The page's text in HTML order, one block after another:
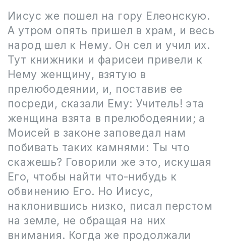
Иисус же пошел на гору Елеонскую.
А утром опять пришел в храм, и весь
народ шел к Нему. Он сел и учил их.
Тут книжники и фарисеи привели к
Нему женщину, взятую в
прелюбодеянии, и, поставив ее
посреди, сказали Ему: Учитель! эта
женщина взята в прелюбодеянии; а
Моисей в законе заповедал нам
побивать таких камнями: Ты что
скажешь? Говорили же это, искушая
Его, чтобы найти что-нибудь к
обвинению Его. Но Иисус,
наклонившись низко, писал перстом
на земле, не обращая на них
внимания. Когда же продолжали